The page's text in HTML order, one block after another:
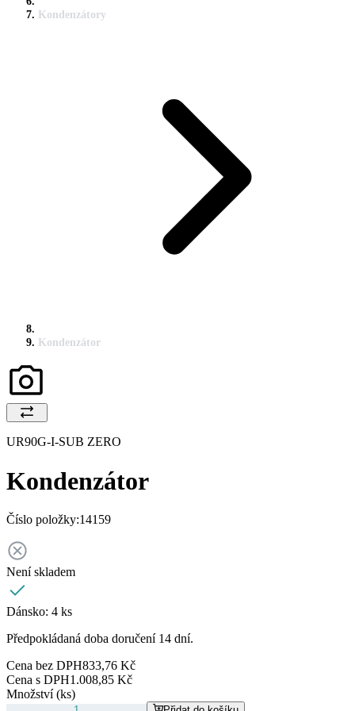
Kondenzátory
Kondenzátor
UR90G-I-SUB ZERO
Kondenzátor
Číslo položky:14159
Není skladem
Dánsko: 4 ks
Předpokládaná doba doručení 14 dní.
Cena bez DPH833,76 Kč
Cena s DPH1.008,85 Kč
Množství (ks)